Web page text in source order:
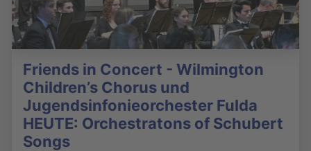
Friends in Concert - Wilmington
Children’s Chorus und
Jugendsinfonieorchester Fulda
HEUTE: Orchestratons of Schubert
Songs